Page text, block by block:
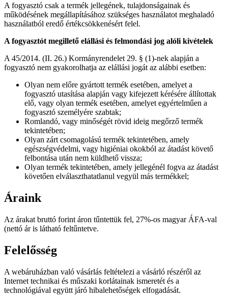
A fogyasztó csak a termék jellegének, tulajdonságainak és
működésének megállapításához szükséges használatot meghaladó
használatból eredő értékcsökkenésért felel.
A fogyasztót megillető elállási és felmondási jog alóli kivételek
A 45/2014. (II. 26.) Kormányrendelet 29. § (1)-nek alapján a
fogyasztó nem gyakorolhatja az elállási jogát az alábbi esetben:
Olyan nem előre gyártott termék esetében, amelyet a
fogyasztó utasítása alapján vagy kifejezett kérésére állítottak
elő, vagy olyan termék esetében, amelyet egyértelműen a
fogyasztó személyére szabtak;
Romlandó, vagy minőségét rövid ideig megőrző termék
tekintetében;
Olyan zárt csomagolású termék tekintetében, amely
egészségvédelmi, vagy higiéniai okokból az átadást követő
felbontása után nem küldhető vissza;
Olyan termék tekintetében, amely jellegénél fogva az átadást
követően elválaszthatatlanul vegyül más termékkel;
Áraink
Az árakat bruttó forint áron tűntettük fel, 27%-os magyar ÁFA-val
(nettó ár is látható feltűntetve.
Felelősség
A webáruházban való vásárlás feltételezi a vásárló részéről az
Internet technikai és műszaki korlátainak ismeretét és a
technológiával együtt járó hibalehetőségek elfogadását.